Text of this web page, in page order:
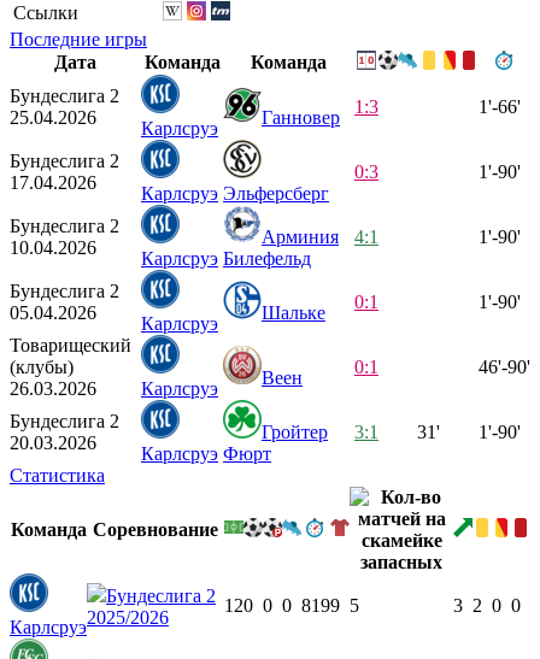
Ссылки
Последние игры
Дата
Команда
Команда
Бундеслига 2
25.04.2026
Карлсруэ
Ганновер
1:3 1'-66'
Бундеслига 2
17.04.2026
Карлсруэ Эльферсберг
0:3 1'-90'
Бундеслига 2
10.04.2026
Карлсруэ
Арминия
Билефельд
4:1 1'-90'
Бундеслига 2
05.04.2026
Карлсруэ
Шальке
0:1 1'-90'
Товарищеский
(клубы)
26.03.2026
Карлсруэ
Веен
0:1 46'-90'
Бундеслига 2
20.03.2026
Карлсруэ
Гройтер
Фюрт
3:1 31' 1'-90'
Статистика
Команда Соревнование
Карлсруэ
Бундеслига 2
2025/2026
120 0 0 8199 5 3 2 0 0